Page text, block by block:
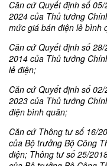
Căn cứ Quyết định số
2024 của Thủ tướng
mức giá bán điện lẻ bình
Căn cứ Quyết định số
2014 của Thủ tướng
lẻ điện;
Căn cứ Quyết định số
2023 của Thủ tướng
điện bình quân;
Căn cứ Thông tư số 16/
của Bộ trưởng Bộ Công
điện; Thông tư số 25/